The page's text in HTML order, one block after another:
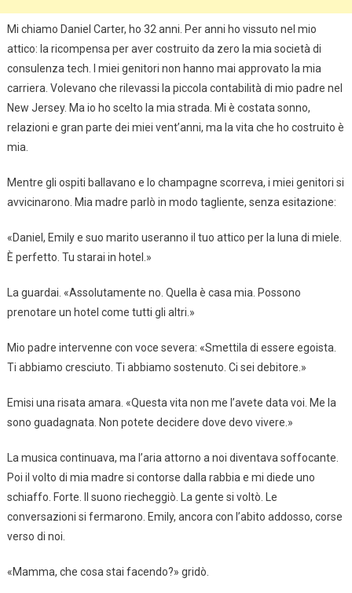
Mi chiamo Daniel Carter, ho 32 anni. Per anni ho vissuto nel mio
attico: la ricompensa per aver costruito da zero la mia società di
consulenza tech. I miei genitori non hanno mai approvato la mia
carriera. Volevano che rilevassi la piccola contabilità di mio padre nel
New Jersey. Ma io ho scelto la mia strada. Mi è costata sonno,
relazioni e gran parte dei miei vent’anni, ma la vita che ho costruito è
mia.
Mentre gli ospiti ballavano e lo champagne scorreva, i miei genitori si
avvicinarono. Mia madre parlò in modo tagliente, senza esitazione:
«Daniel, Emily e suo marito useranno il tuo attico per la luna di miele.
È perfetto. Tu starai in hotel.»
La guardai. «Assolutamente no. Quella è casa mia. Possono
prenotare un hotel come tutti gli altri.»
Mio padre intervenne con voce severa: «Smettila di essere egoista.
Ti abbiamo cresciuto. Ti abbiamo sostenuto. Ci sei debitore.»
Emisi una risata amara. «Questa vita non me l’avete data voi. Me la
sono guadagnata. Non potete decidere dove devo vivere.»
La musica continuava, ma l’aria attorno a noi diventava soffocante.
Poi il volto di mia madre si contorse dalla rabbia e mi diede uno
schiaffo. Forte. Il suono riecheggiò. La gente si voltò. Le
conversazioni si fermarono. Emily, ancora con l’abito addosso, corse
verso di noi.
«Mamma, che cosa stai facendo?» gridò.